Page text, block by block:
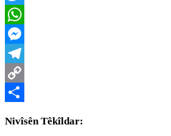
Twitter
WhatsApp
Messenger
Telegram
Copy
Nivîsên Têkîldar: